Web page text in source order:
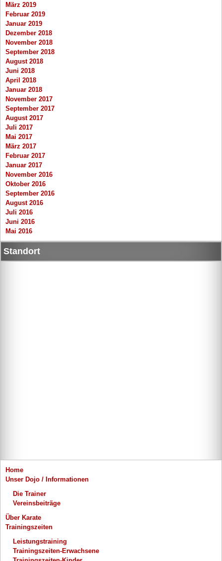
März 2019
Februar 2019
Januar 2019
Dezember 2018
November 2018
September 2018
August 2018
Juni 2018
April 2018
Januar 2018
November 2017
September 2017
August 2017
Juli 2017
Mai 2017
März 2017
Februar 2017
Januar 2017
November 2016
Oktober 2016
September 2016
August 2016
Juli 2016
Juni 2016
Mai 2016
Standort
Home
Unser Dojo / Informationen
Die Trainer
Vereinsbeiträge
Über Karate
Trainingszeiten
Leistungstraining
Trainingszeiten-Erwachsene